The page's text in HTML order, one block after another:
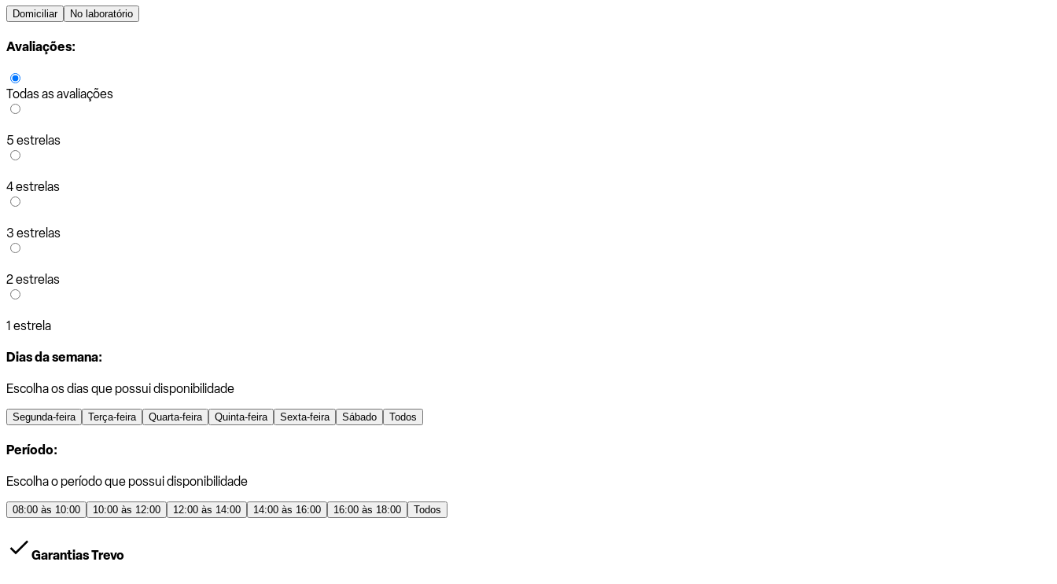
Domiciliar No laboratório
Avaliações:
Todas as avaliações
5 estrelas
4 estrelas
3 estrelas
2 estrelas
1 estrela
Dias da semana:
Escolha os dias que possui disponibilidade
Segunda-feira Terça-feira Quarta-feira Quinta-feira Sexta-feira Sábado Todos
Período:
Escolha o período que possui disponibilidade
08:00 às 10:00 10:00 às 12:00 12:00 às 14:00 14:00 às 16:00 16:00 às 18:00 Todos
Garantias Trevo